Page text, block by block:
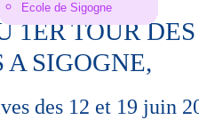
Ecole de Sigogne
1ER TOUR
SIGOGNE,
des 12 et 19 juin